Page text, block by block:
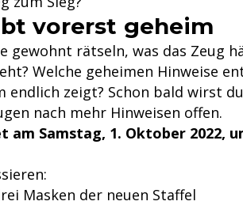
vorerst geheim
gewohnt rätseln, was das Zeug
Welche geheimen Hinweise
endlich zeigt? Schon bald wirst
nach mehr Hinweisen offen.
Samstag, 1. Oktober 2022,
Masken der neuen Staffel